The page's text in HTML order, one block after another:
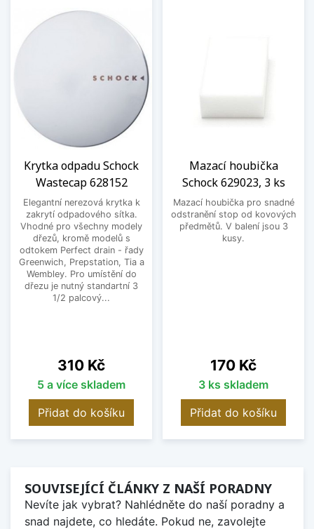
Krytka odpadu Schock
Wastecap 628152
Elegantní nerezová krytka k
zakrytí odpadového sítka.
Vhodné pro všechny modely
dřezů, kromě modelů s
odtokem Perfect drain - řady
Greenwich, Prepstation, Tia a
Wembley. Pro umístění do
dřezu je nutný standartní 3
1/2 palcový...
Cena
310 Kč
5 a více skladem
Přidat do košíku
Mazací houbička
Schock 629023, 3 ks
Mazací houbička pro snadné
odstranění stop od kovových
předmětů. V balení jsou 3
kusy.
Cena
170 Kč
3 ks skladem
Přidat do košíku
SOUVISEJÍCÍ ČLÁNKY Z NAŠÍ PORADNY
Nevíte jak vybrat? Nahlédněte do naší poradny a
snad najdete, co hledáte. Pokud ne, zavolejte